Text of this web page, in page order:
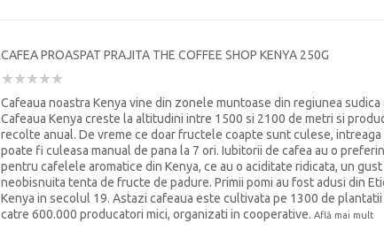
CAFEA PROASPAT PRAJITA THE COFFEE SHOP KENYA 250G
Cafeaua noastra Kenya vine din zonele muntoase din regiunea sudica
Cafeaua Kenya creste la altitudini intre 1500 si 2100 de metri si
recolte anual. De vreme ce doar fructele coapte sunt culese,
poate fi culeasa manual de pana la 7 ori. Iubitorii de cafea au o
pentru cafelele aromatice din Kenya, ce au o aciditate ridicata, un
neobisnuita tenta de fructe de padure. Primii pomi au fost adusi din
Kenya in secolul 19. Astazi cafeaua este cultivata pe 1300 de plantatii
catre 600.000 producatori mici, organizati in cooperative. Află mai mult